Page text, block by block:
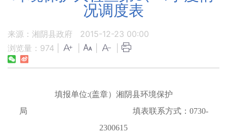
况调度表
来源：湘阴县政府
2015-12-23 00:00
浏览量： 974
填报单位:(盖章）湘阴县环境保护
局
填表联系方式： 0730-
2300615